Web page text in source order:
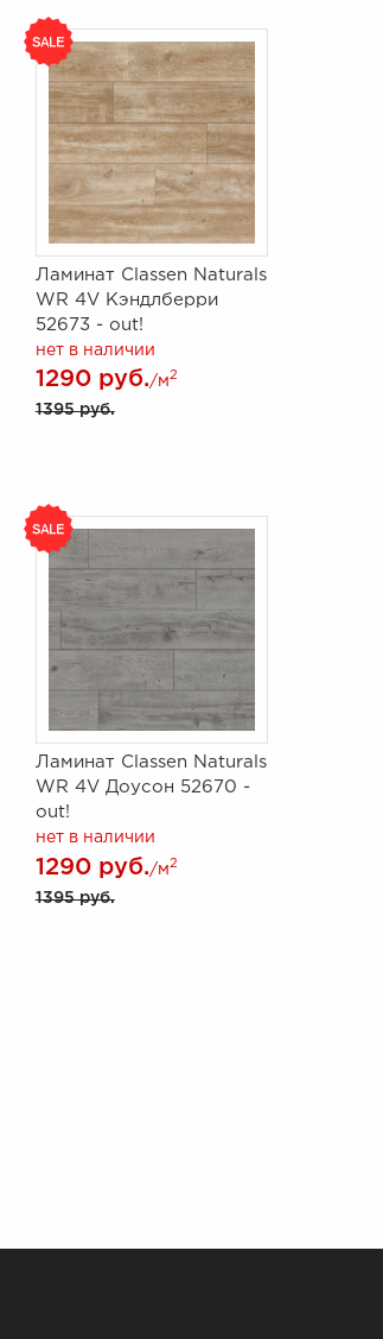
Ламинат Classen Naturals
WR 4V Кэндлберри
52673 - out!
нет в наличии
1290 руб./м 2
1395 руб.
Ламинат Classen Naturals
WR 4V Доусон 52670 -
out!
нет в наличии
1290 руб./м2
1395 руб.